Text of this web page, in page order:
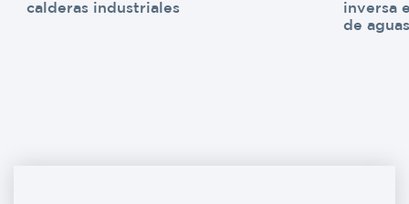
calderas industriales
inversa
de